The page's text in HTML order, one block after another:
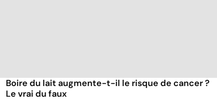
Boire du lait augmente-t-il le risque de cancer ?
Le vrai du faux